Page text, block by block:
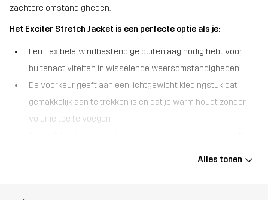
zachtere omstandigheden.
Het Exciter Stretch Jacket is een perfecte optie als je:
Een flexibele, windbestendige buitenlaag nodig hebt voor
buitenactiviteiten in wisselende weersomstandigheden
De voorkeur geeft aan een lichtgewicht kledingstuk dat
gemakkelijk aan te trekken is en dat je warm houdt zonder
volume toe te voegen
Alles tonen